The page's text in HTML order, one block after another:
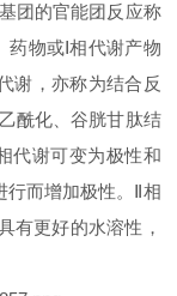
团的官能团反应称
药物或Ⅰ相代谢产物
谢，亦称为结合反
酰化、谷胱甘肽结
代谢可变为极性和
行而增加极性。Ⅱ相
有更好的水溶性，